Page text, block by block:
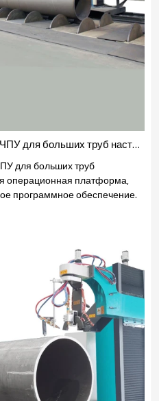
Станок плазменной резки с ЧПУ для больших труб настольного типа
для больших труб
операционная платформа,
программное обеспечение.